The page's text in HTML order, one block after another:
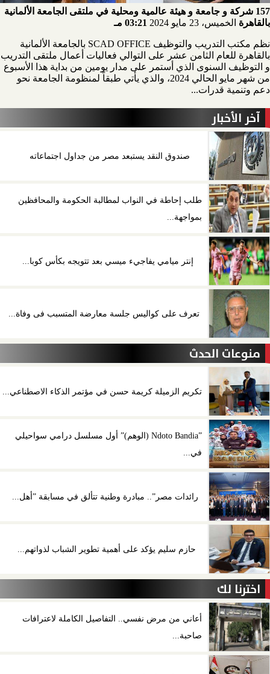
157 شركة و جامعة و هيئة عالمية ومحلية في ملتقى الجامعة الألمانية
بالقاهرة الخميس، 23 مايو 2024 03:21 مـ
نظم مكتب التدريب والتوظيف SCAD OFFICE بالجامعة الألمانية
بالقاهرة للعام الثامن عشر على التوالي فعاليات أعمال ملتقى التدريب
و التوظيف السنوى الذي أستمر على مدار يومين من بداية هذا الأسبوع
من شهر مايو الحالي 2024، والذي يأتي طبقاً لمنظومة الجامعة نحو
دعم وتنمية قدرات...
آخر الأخبار
صندوق النقد يستبعد مصر من جداول اجتماعاته
طلب إحاطة في النواب لمطالبة الحكومة والمحافظين
بمواجهة...
إنتر ميامي يفاجيء ميسي بعد تتويجه بكأس كوبا...
تعرف على كواليس جلسة معارضة المتسبب فى وفاة...
منوعات الحدث
تكريم الزميلة كريمة حسن في مؤتمر الذكاء الاصطناعي...
”Ndoto Bandia (الوهم)” أول مسلسل درامي سواحيلي
في...
رائدات مصر”.. مبادرة وطنية تتألق في مسابقة ”أهل...
حازم سليم يؤكد على أهمية تطوير الشباب لذواتهم...
اخترنا لك
أعاني من مرض نفسي.. التفاصيل الكاملة لاعترافات
صاحبة...